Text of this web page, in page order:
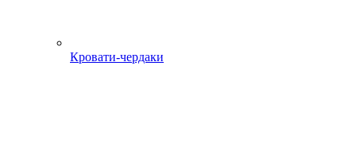
Кровати-чердаки